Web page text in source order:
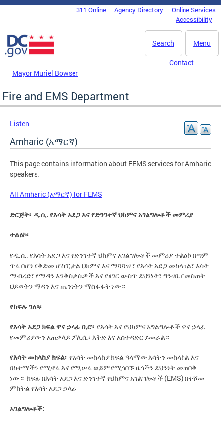
Skip to main content
DC Agency Top Menu311 Online Agency Directory
Online Services
Accessibility
Menu
Search
Mayor Muriel Bowser
Contact
Fire and EMS Department
Listen
Amharic (አማርኛ)
This page contains information about FEMS services for Amharic
speakers.
All Amharic (አማርኛ) for FEMS
ድርጅት፡ ዲ.ሲ. የእሳት አደጋ እና የድንገተኛ ህክምና አገልግሎቶች መምሪያ
ተልዕኮ፡
የዲ.ሲ. የእሳት አደጋ እና የድንገተኛ ህክምና አገልግሎቶች መምሪያ ተልዕኮ በጣም
ጥሩ በሆነ የቅድመ ሆስፒታል ህክምና እና ማጓጓዝ ፣ የእሳት አደጋ መከላከል፣ እሳት
ማብረድ፣ የማዳን እንቅስቃሴዎች እና የሀገር ውስጥ ደህንነት፣ ግንዛቤ በመስጠት
ህይወትን ማዳን እና ጤንነትን ማስፋፋት ነው።
የክፍሉ ገለጻ፡
የእሳት አደጋ ክፍል ዋና ኃላፊ ቢሮ፡ የእሳት እና የህክምና አግልግሎቶች ዋና ኃላፊ
የመምሪያውን አጠቃላይ ፖሊሲ፣ እቅድ እና አስተዳድር ይመራል።
የእሳት መከላከያ ክፍል፡ የእሳት መከላከያ ክፍል ዓላማው እሳትን መከላከል እና
በከተማችን የሚኖሩ እና የሚሠሩ ወይም የሚጎበኙ ዜጎችን ደህንነት መጠበቅ
ነው። ክፍሉ በእሳት አደጋ እና ድንገተኛ የህክምና አገልግሎቶች (EMS) በተሾመ
ምክትል የእሳት አደጋ ኃላፊ
አገልግሎቶች: